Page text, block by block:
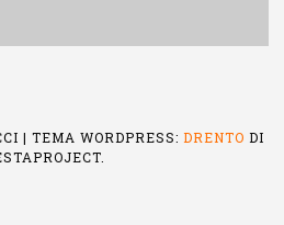
| TEMA WORDPRESS: DRENTO DI